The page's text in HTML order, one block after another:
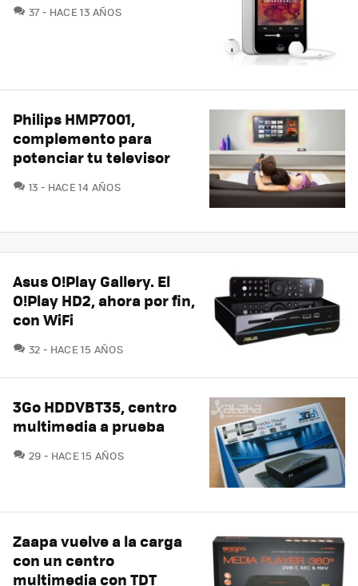
37COMENTARIOS
HACE 13 AÑOS
Philips HMP7001,
complemento para
potenciar tu televisor
13 COMENTARIOS
HACE 14 AÑOS
Asus O!Play Gallery. El
O!Play HD2, ahora por fin,
con WiFi
32 COMENTARIOS
HACE 15 AÑOS
3Go HDDVBT35, centro
multimedia a prueba
29 COMENTARIOS
HACE 15 AÑOS
Zaapa vuelve a la carga
con un centro
multimedia con TDT